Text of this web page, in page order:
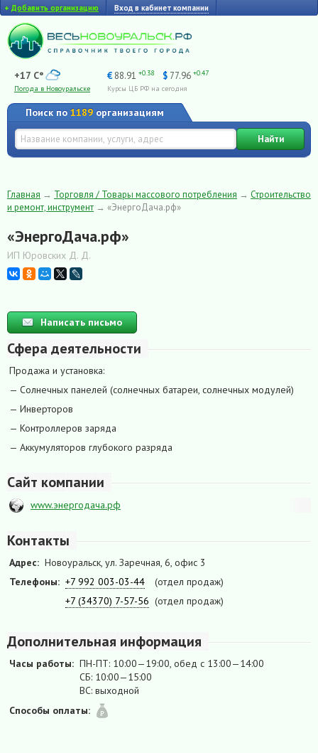
+ Добавить организацию Вход в кабинет компании
+17 C°
Погода в Новоуральске
€ 88.91 +0.38 $ 77.96 +0.47
Курсы ЦБ РФ на сегодня
Поиск по 1189 организациям
Найти
Главная → Торговля / Товары массового потребления → Строительство
и ремонт, инструмент → «ЭнергоДача.рф»
«ЭнергоДача.рф»
ИП Юровских Д. Д.
Написать письмо
Сфера деятельности
Продажа и установка:
— Солнечных панелей (солнечных батареи, солнечных модулей)
— Инверторов
— Контроллеров заряда
— Аккумуляторов глубокого разряда
Сайт компании
www.энергодача.рф
Контакты
Адрес: Новоуральск, ул. Заречная, 6, офис 3
Телефоны: +7 992 003-03-44
(отдел продаж)
+7 (34370) 7-57-56 (отдел продаж)
Дополнительная информация
Часы работы: ПН-ПТ: 10:00—19:00, обед с 13:00—14:00
СБ: 10:00—15:00
ВС: выходной
Способы оплаты: